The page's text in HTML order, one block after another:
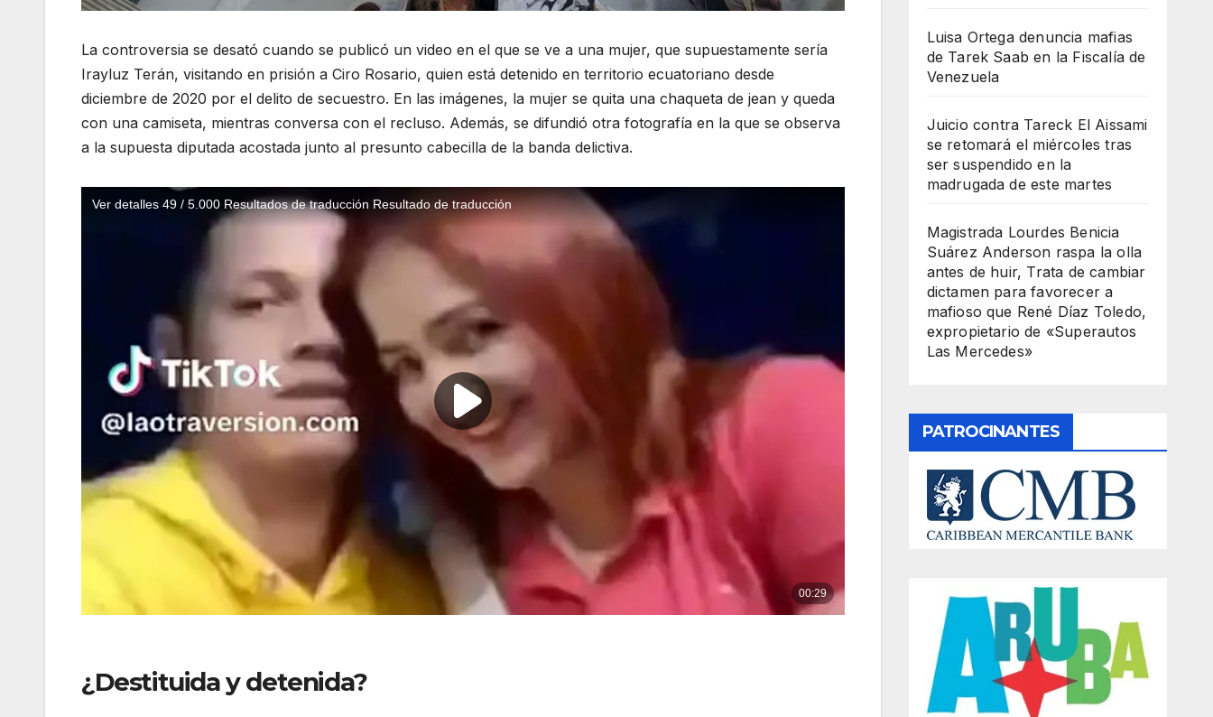
La controversia se desató cuando se publicó un video en el que se ve a una mujer, que supuestamente sería
Irayluz Terán, visitando en prisión a Ciro Rosario, quien está detenido en territorio ecuatoriano desde
diciembre de 2020 por el delito de secuestro. En las imágenes, la mujer se quita una chaqueta de jean y queda
con una camiseta, mientras conversa con el recluso. Además, se difundió otra fotografía en la que se observa
a la supuesta diputada acostada junto al presunto cabecilla de la banda delictiva.
¿Destituida y detenida?
Luisa Ortega denuncia mafias
de Tarek Saab en la Fiscalía de
Venezuela
Juicio contra Tareck El Aissami
se retomará el miércoles tras
ser suspendido en la
madrugada de este martes
Magistrada Lourdes Benicia
Suárez Anderson raspa la olla
antes de huir, Trata de cambiar
dictamen para favorecer a
mafioso que René Díaz Toledo,
expropietario de «Superautos
Las Mercedes»
PATROCINANTES